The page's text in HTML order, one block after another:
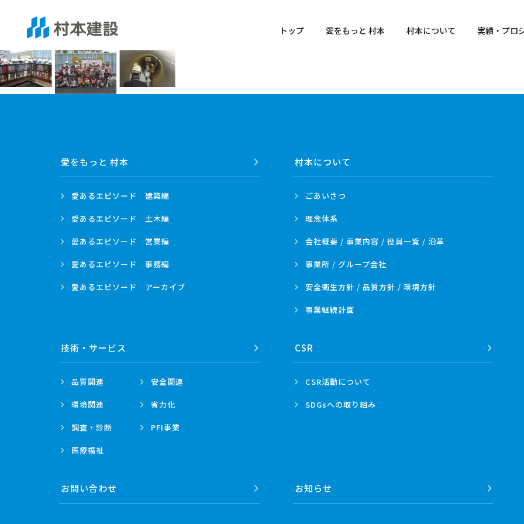
トップ 愛をもっと 村本 村本について 実績・プロ
愛をもっと 村本
愛あるエピソード 建築編
愛あるエピソード 土木編
愛あるエピソード 営業編
愛あるエピソード 事務編
愛あるエピソード アーカイブ
村本について
ごあいさつ
理念体系
会社概要 / 事業内容 / 役員一覧 / 沿革
事業所 / グループ会社
安全衛生方針 / 品質方針 / 環境方針
事業継続計画
技術・ サービス
品質関連 安全関連
環境関連 省力化
調査・診断 PFI事業
医療福祉
CSR
CSR活動について
SDGsへの取り組み
お問い合わせ お知らせ